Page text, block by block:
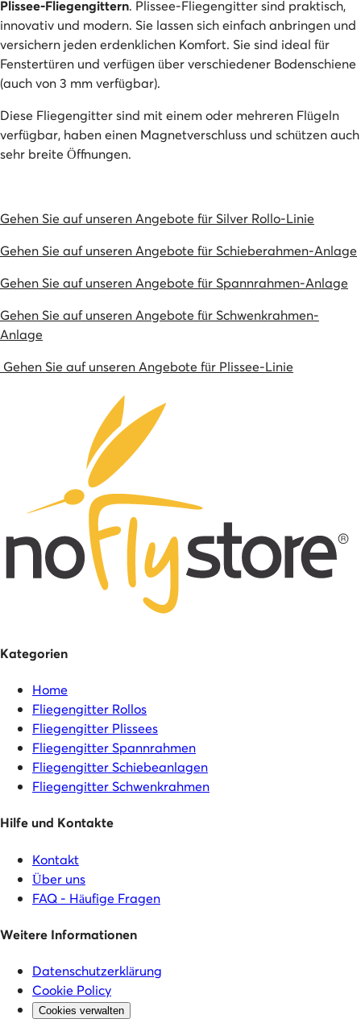
Plissee-Fliegengittern. Plissee-Fliegengitter sind praktisch,
innovativ und modern. Sie lassen sich einfach anbringen und
versichern jeden erdenklichen Komfort. Sie sind ideal für
Fenstertüren und verfügen über verschiedener Bodenschiene
(auch von 3 mm verfügbar).
Diese Fliegengitter sind mit einem oder mehreren Flügeln
verfügbar, haben einen Magnetverschluss und schützen auch
sehr breite Öffnungen.
Gehen Sie auf unseren Angebote für Silver Rollo-Linie
Gehen Sie auf unseren Angebote für Schieberahmen-Anlage
Gehen Sie auf unseren Angebote für Spannrahmen-Anlage
Gehen Sie auf unseren Angebote für Schwenkrahmen-
Anlage
Gehen Sie auf unseren Angebote für Plissee-Linie
Kategorien
Home
Fliegengitter Rollos
Fliegengitter Plissees
Fliegengitter Spannrahmen
Fliegengitter Schiebeanlagen
Fliegengitter Schwenkrahmen
Hilfe und Kontakte
Kontakt
Über uns
FAQ - Häufige Fragen
Weitere Informationen
Datenschutzerklärung
Cookie Policy
Cookies verwalten